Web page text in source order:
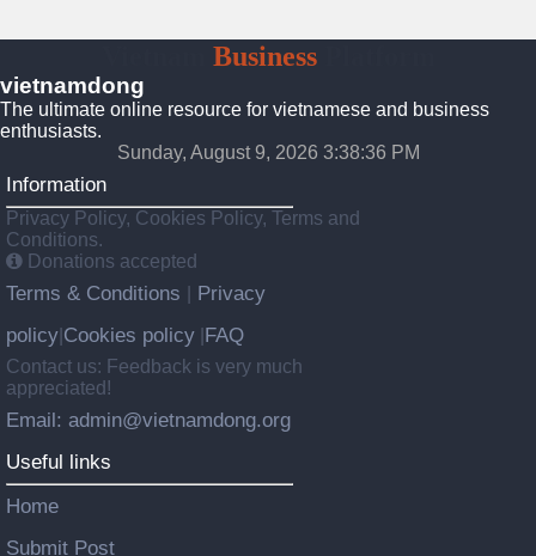
BusinessPlatform
vietnamdong
The ultimate online resource for vietnamese and business
enthusiasts.
Sunday, August 9, 2026 3:38:38 PM
Information
Privacy Policy, Cookies Policy, Terms and
Conditions.
Donations accepted
Terms & Conditions
Privacy
policy Cookies policy FAQ
Contact us: Feedback is very much
appreciated!
Email: admin@vietnamdong.org
Useful links
Home
Submit Post